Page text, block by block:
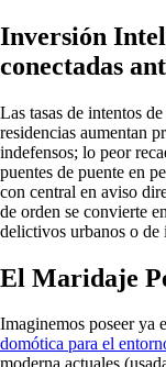
Inversión
conectadas
Las tasas de intentos
residencias aumentan
indefensos; lo peor
puentes de puente en
con central en aviso
de orden se convierte
delictivos urbanos o de
El Maridaje
Imaginemos poseer ya
domótica para el